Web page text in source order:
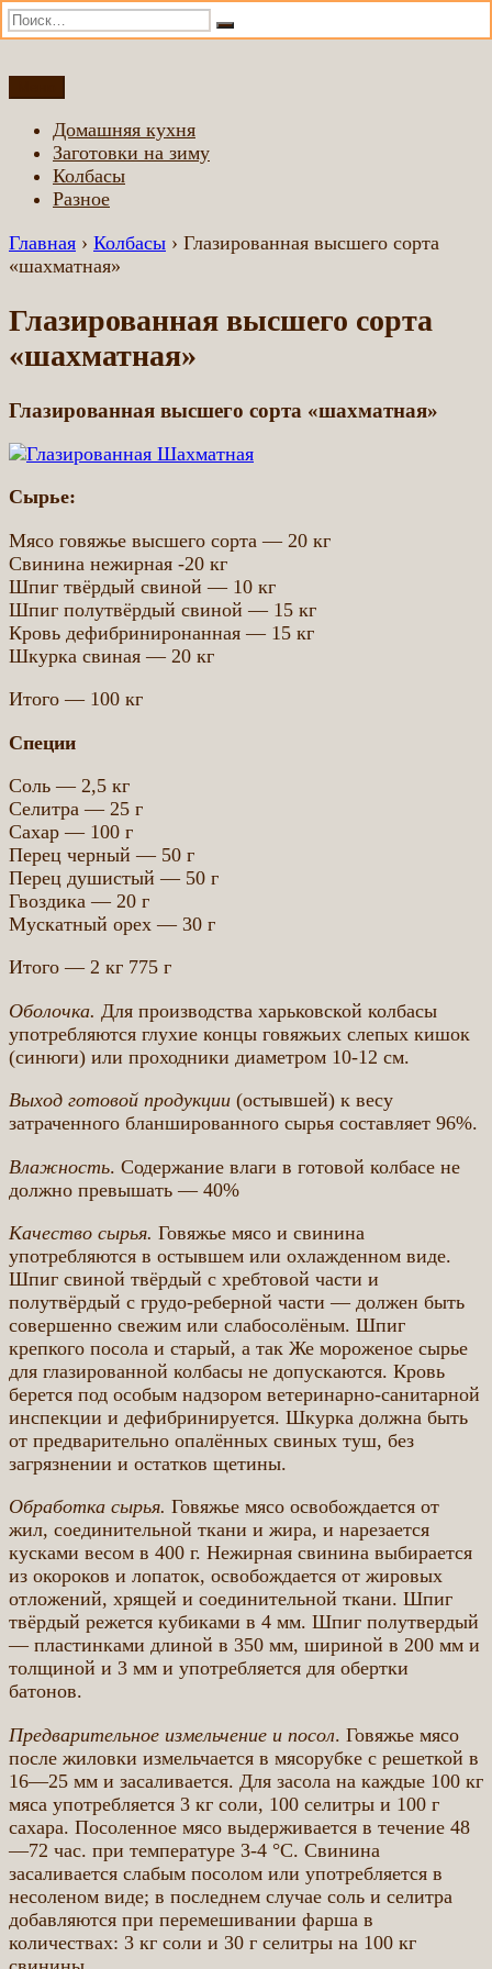
Искать:
Поиск
содержимому
Домашняя еда всем
Еда приготовленная по домашним рецептам
Домашняя кухня
Заготовки на зиму
Колбасы
Разное
Главная › Колбасы › Глазированная высшего сорта
«шахматная»
Глазированная высшего сорта
«шахматная»
Глазированная высшего сорта «шахматная»
Сырье:
Мясо говяжье высшего сорта — 20 кг
Свинина нежирная -20 кг
Шпиг твёрдый свиной — 10 кг
Шпиг полутвёрдый свиной — 15 кг
Кровь дефибриниронанная — 15 кг
Шкурка свиная — 20 кг
Итого — 100 кг
Специи
Соль — 2,5 кг
Селитра — 25 г
Сахар — 100 г
Перец черный — 50 г
Перец душистый — 50 г
Гвоздика — 20 г
Мускатный орех — 30 г
Итого — 2 кг 775 г
Оболочка. Для производства харьковской колбасы
употребляются глухие концы говяжьих слепых кишок
(синюги) или проходники диаметром 10-12 см.
Выход готовой продукции (остывшей) к весу
затраченного бланшированного сырья составляет 96%.
Влажность. Содержание влаги в готовой колбасе не
должно превышать — 40%
Качество сырья. Говяжье мясо и свинина
употребляются в остывшем или охлажденном виде.
Шпиг свиной твёрдый с хребтовой части и
полутвёрдый с грудо-реберной части — должен быть
совершенно свежим или слабосолёным. Шпиг
крепкого посола и старый, а так Же мороженое сырье
для глазированной колбасы не допускаются. Кровь
берется под особым надзором ветеринарно-санитарной
инспекции и дефибринируется. Шкурка должна быть
от предварительно опалённых свиных туш, без
загрязнении и остатков щетины.
Обработка сырья. Говяжье мясо освобождается от
жил, соединительной ткани и жира, и нарезается
кусками весом в 400 г. Нежирная свинина выбирается
из окороков и лопаток, освобождается от жировых
отложений, хрящей и соединительной ткани. Шпиг
твёрдый режется кубиками в 4 мм. Шпиг полутвердый
— пластинками длиной в 350 мм, шириной в 200 мм и
толщиной и 3 мм и употребляется для обертки
батонов.
Предварительное измельчение и посол. Говяжье мясо
после жиловки измельчается в мясорубке с решеткой в
16—25 мм и засаливается. Для засола на каждые 100 кг
мяса употребляется 3 кг соли, 100 селитры и 100 г
сахара. Посоленное мясо выдерживается в течение 48
—72 час. при температуре 3-4 °С. Свинина
засаливается слабым посолом или употребляется в
несоленом виде; в последнем случае соль и селитра
добавляются при перемешивании фарша в
количествах: 3 кг соли и 30 г селитры на 100 кг